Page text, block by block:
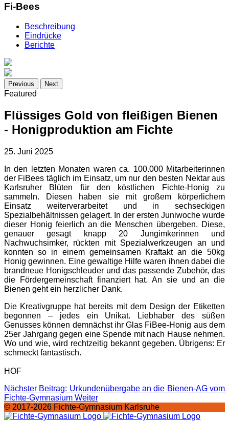
Fi-Bees
Beschreibung
Eindrücke
Berichte
Previous Next
Featured
Flüssiges Gold von fleißigen Bienen
- Honigproduktion am Fichte
25. Juni 2025
In den letzten Monaten waren ca. 100.000 Mitarbeiterinnen
der FiBees täglich im Einsatz, um nur den besten Nektar aus
Karlsruher Blüten für den köstlichen Fichte-Honig zu
sammeln. Diesen haben sie mit großem körperlichem
Einsatz weiterverarbeitet und in sechseckigen
Spezialbehältnissen gelagert. In der ersten Juniwoche wurde
dieser Honig feierlich an die Menschen übergeben. Diese,
genauer gesagt knapp 20 Jungimkerinnen und
Nachwuchsimker, rückten mit Spezialwerkzeugen an und
konnten so in einem gemeinsamen Kraftakt an die 50kg
Honig gewinnen. Eine gewaltige Hilfe waren ihnen dabei die
brandneue Honigschleuder und das passende Zubehör, das
die Fördergemeinschaft finanziert hat. An sie und an die
Bienen geht ein herzlicher Dank.
Die Kreativgruppe hat bereits mit dem Design der Etiketten
begonnen – jedes ein Unikat. Liebhaber des süßen
Genusses können demnächst ihr Glas FiBee-Honig aus dem
25er Jahrgang gegen eine Spende mit nach Hause nehmen.
Wo und wie, wird rechtzeitig bekannt gegeben. Übrigens: Er
schmeckt fantastisch.
HOF
Nächster Beitrag: Urkundenübergabe an die Bienen-AG vom
Fichte-Gymnasium Weiter
© 2017-2026 Fichte-Gymnasium Karlsruhe